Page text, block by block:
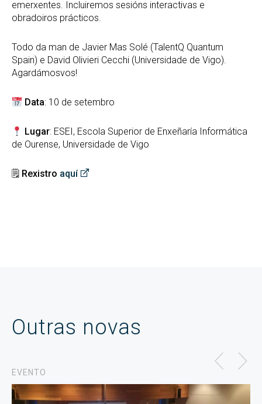
emerxentes. Incluiremos sesións interactivas e
obradoiros prácticos.
Todo da man de Javier Mas Solé (TalentQ Quantum
Spain) e David Olivieri Cecchi (Universidade de Vigo).
Agardámosvos!
Data: 10 de setembro
Lugar: ESEI, Escola Superior de Enxeñaría Informática
de Ourense, Universidade de Vigo
🗒 Rexistro aquí
Outras novas
EVENTO